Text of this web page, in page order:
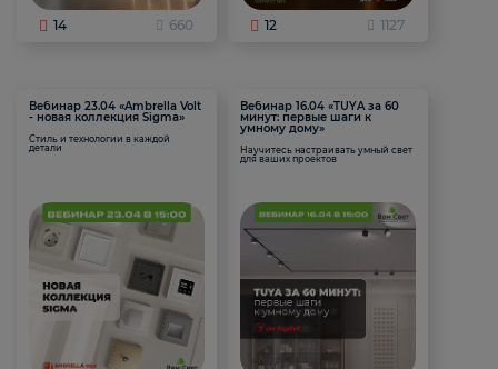
14 660 12 1127
Вебинар 23.04 «Ambrella Volt
- новая коллекция Sigma»
Стиль и технологии в каждой
детали
Вебинар 16.04 «TUYA за 60
минут: первые шаги к
умному дому»
Научитесь настраивать умный свет
для ваших проектов